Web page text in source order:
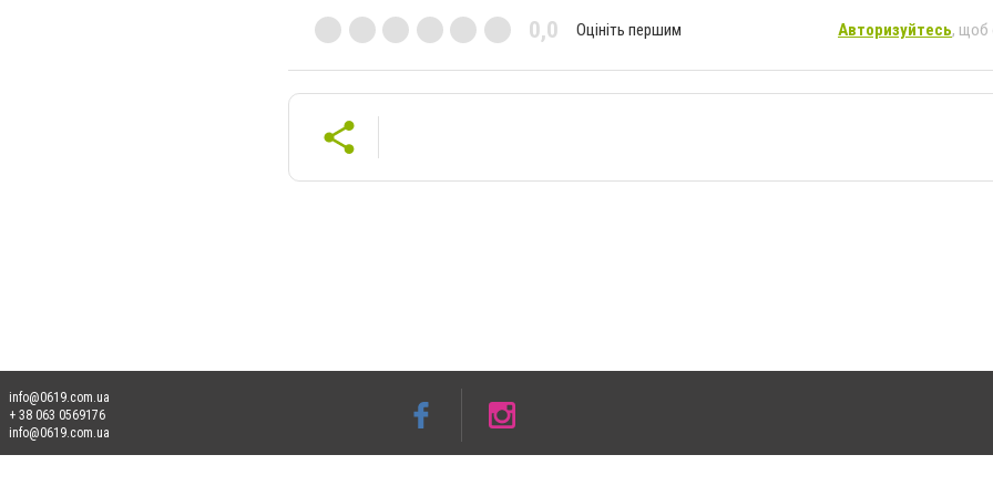
0,0 Оцініть першим Авторизуйтесь, щоб
info@0619.com.ua
+ 38 063 0569176
info@0619.com.ua